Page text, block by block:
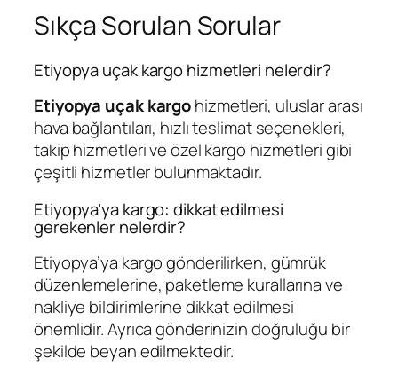
Sıkça Sorulan Sorular
Etiyopya uçak kargo hizmetleri nelerdir?
Etiyopya uçak kargohizmetleri, uluslar arası
hava bağlantıları, hızlı teslimat seçenekleri,
takip hizmetleri ve özel kargo hizmetleri gibi
çeşitli hizmetler bulunmaktadır.
Etiyopya’ya kargo: dikkat edilmesi
gerekenler nelerdir?
Etiyopya’ya kargo gönderilirken, gümrük
düzenlemelerine, paketleme kurallarına ve
nakliye bildirimlerine dikkat edilmesi
önemlidir. Ayrıca gönderinizin doğruluğu bir
şekilde beyan edilmektedir.